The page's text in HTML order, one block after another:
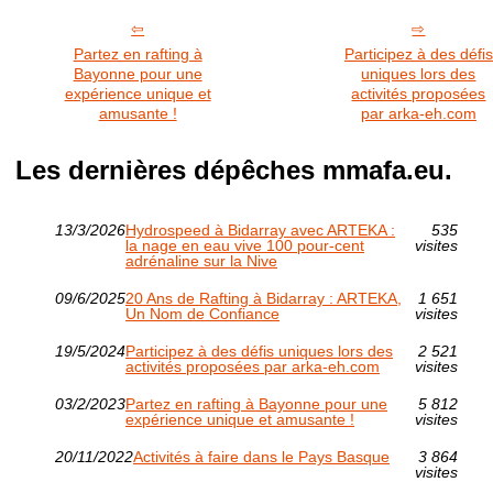
Partez en rafting à
Bayonne pour une
expérience unique et
amusante !
Participez à des défis
uniques lors des
activités proposées
par arka-eh.com
Les dernières dépêches mmafa.eu.
13/3/2026Hydrospeed à Bidarray avec ARTEKA :
la nage en eau vive 100 pour-cent
adrénaline sur la Nive
535
visites
09/6/202520 Ans de Rafting à Bidarray : ARTEKA,
Un Nom de Confiance
1 651
visites
19/5/2024Participez à des défis uniques lors des
activités proposées par arka-eh.com
2 521
visites
03/2/2023Partez en rafting à Bayonne pour une
expérience unique et amusante !
5 812
visites
20/11/2022Activités à faire dans le Pays Basque
3 864
visites